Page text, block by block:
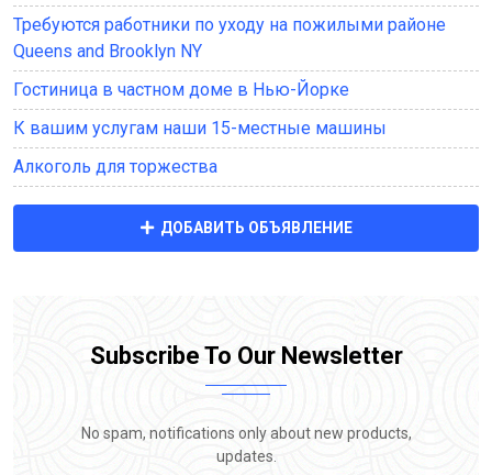
Требуются работники по уходу на пожилыми районе
Queens and Brooklyn NY
Гостиница в частном доме в Нью-Йорке
К вашим услугам наши 15-местные машины
Алкоголь для торжества
ДОБАВИТЬ ОБЪЯВЛЕНИЕ
Subscribe To Our Newsletter
No spam, notifications only about new products,
updates.